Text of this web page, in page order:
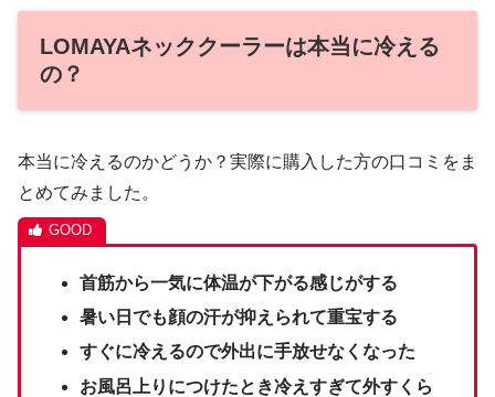
LOMAYAネッククーラーは本当に冷える
の？
本当に冷えるのかどうか？実際に購入した方の口コミをま
とめてみました。
首筋から一気に体温が下がる感じがする
暑い日でも顔の汗が抑えられて重宝する
すぐに冷えるので外出に手放せなくなった
お風呂上りにつけたとき冷えすぎて外すくら